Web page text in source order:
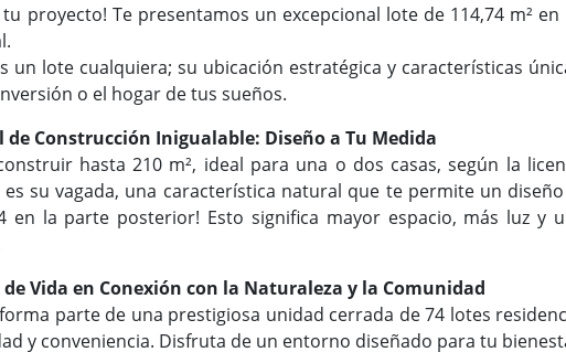
tu proyecto! Te presentamos un excepcional lote de 114,74 m²
un lote cualquiera; su ubicación estratégica y características
o el hogar de tus sueños.
de Construcción Inigualable: Diseño a Tu Medida
hasta 210 m², ideal para una o dos casas, según la
su vagada, una característica natural que te permite un
en la parte posterior! Esto significa mayor espacio, más luz y
de Vida en Conexión con la Naturaleza y la Comunidad
parte de una prestigiosa unidad cerrada de 74 lotes
y conveniencia. Disfruta de un entorno diseñado para tu